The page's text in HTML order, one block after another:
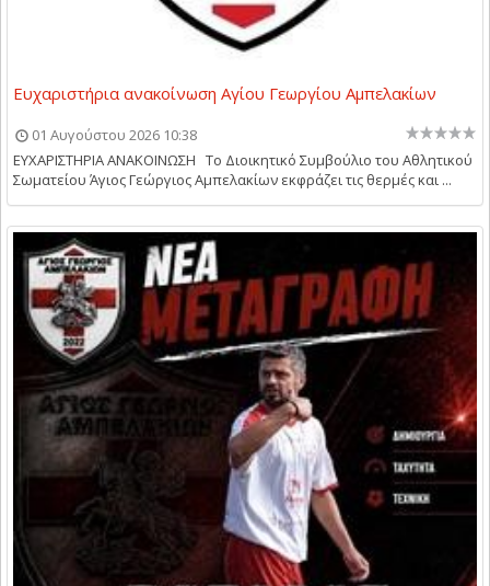
Ευχαριστήρια ανακοίνωση Αγίου Γεωργίου Αμπελακίων
01 Αυγούστου 2026 10:38
ΕΥΧΑΡΙΣΤΗΡΙΑ ΑΝΑΚΟΙΝΩΣΗ Το Διοικητικό Συμβούλιο του Αθλητικού
Σωματείου Άγιος Γεώργιος Αμπελακίων εκφράζει τις θερμές και ...